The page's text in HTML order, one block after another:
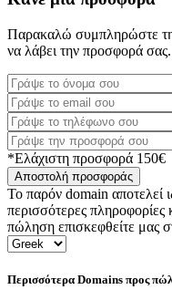
Παρακαλώ συμπληρώστε
να λάβει την προσφορά σας.
*Ελάχιστη προσφορά 150€
Αποστολή προσφοράς
Το παρόν domain αποτελεί
περισσότερες πληροφορίες
πώληση επισκεφθείτε μας
Περισσότερα Domains προς